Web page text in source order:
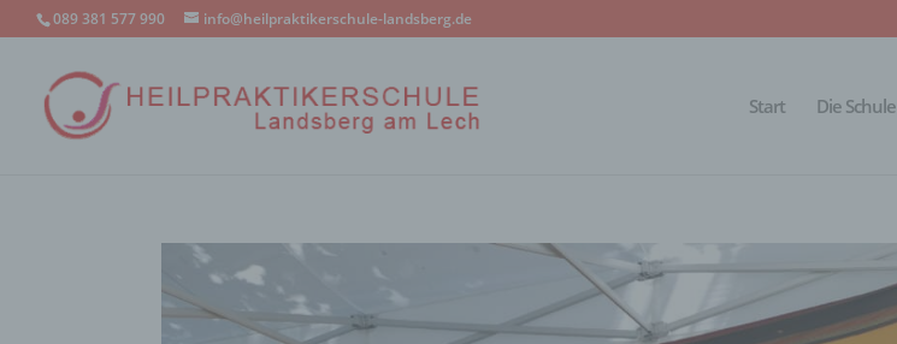
089 381 577 990 info@heilpraktikerschule-landsberg.de
Start Die Schule